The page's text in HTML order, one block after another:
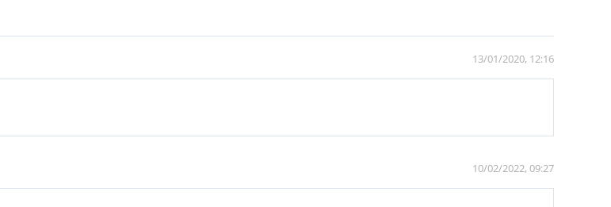
13/01/2020, 12:16
10/02/2022, 09:27